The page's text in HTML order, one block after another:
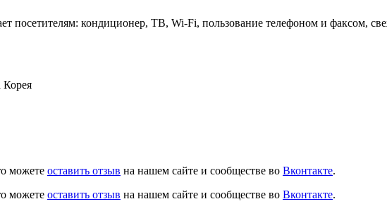
посетителям: кондиционер, ТВ, Wi-Fi, пользование телефоном и факсом,
Корея
можете оставить отзыв на нашем сайте и сообществе во Вконтакте.
можете оставить отзыв на нашем сайте и сообществе во Вконтакте.